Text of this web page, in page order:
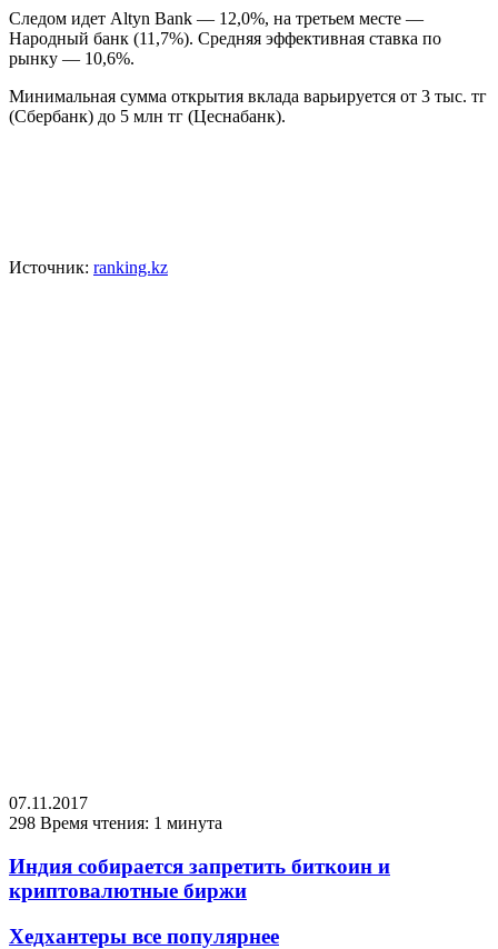
Следом идет Altyn Bank — 12,0%, на третьем месте —
Народный банк (11,7%). Средняя эффективная ставка по
рынку — 10,6%.
Минимальная сумма открытия вклада варьируется от 3 тыс. тг
(Сбербанк) до 5 млн тг (Цеснабанк).
Источник: ranking.kz
07.11.2017
298 Время чтения: 1 минута
Индия собирается запретить биткоин и
криптовалютные биржи
Хедхантеры все популярнее